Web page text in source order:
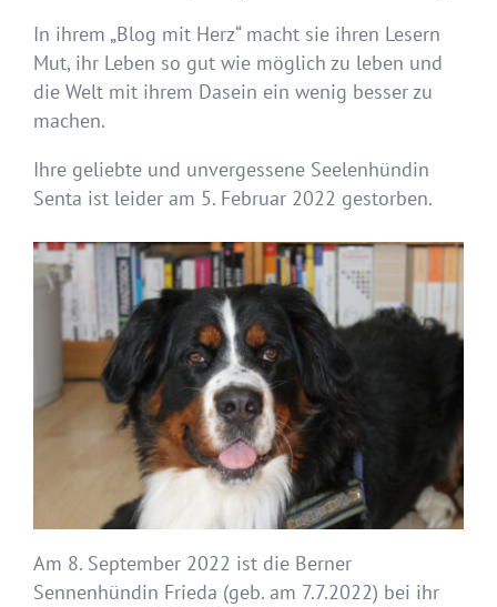
In ihrem „Blog mit Herz“ macht sie ihren Lesern
Mut, ihr Leben so gut wie möglich zu leben und
die Welt mit ihrem Dasein ein wenig besser zu
machen.
Ihre geliebte und unvergessene Seelenhündin
Senta ist leider am 5. Februar 2022 gestorben.
Am 8. September 2022 ist die Berner
Sennenhündin Frieda (geb. am 7.7.2022) bei ihr